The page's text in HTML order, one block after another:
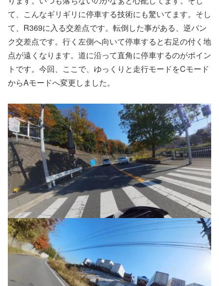
て、こんなギリギリに停車する技術にも驚いてます。そし
て、R369に入る交差点です。転倒した事がある、逆バン
ク交差点です。行く左側へ向いて停車すると右足の付く地
点が遠くなります。道に沿って直角に停車するのがポイン
トです。今回、ここで、ゆっくりと走行モードをCモード
からAモードへ変更しました。